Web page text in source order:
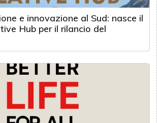
e innovazione al Sud: nasce il
Hub per il rilancio del